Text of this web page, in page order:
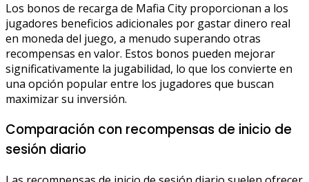
Los bonos de recarga de Mafia City proporcionan a los
jugadores beneficios adicionales por gastar dinero real
en moneda del juego, a menudo superando otras
recompensas en valor. Estos bonos pueden mejorar
significativamente la jugabilidad, lo que los convierte en
una opción popular entre los jugadores que buscan
maximizar su inversión.
Comparación con recompensas de inicio de
sesión diario